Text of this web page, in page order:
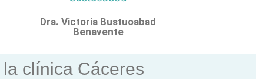
Dra. Victoria Bustuoabad
Benavente
clínica Cáceres